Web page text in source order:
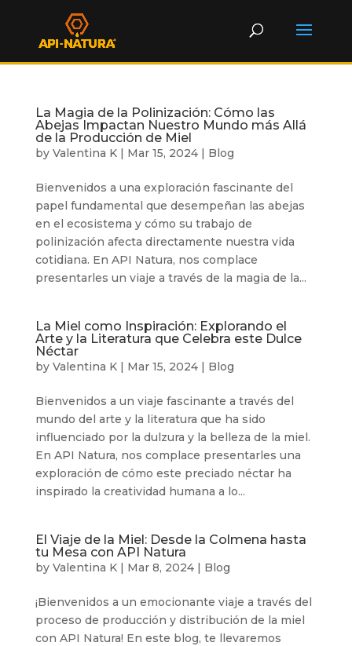
La Magia de la Polinización: Cómo las
Abejas Impactan Nuestro Mundo más Allá
de la Producción de Miel
by Valentina K| Mar 15, 2024| Blog
Bienvenidos a una exploración fascinante del
papel fundamental que desempeñan las abejas
en el ecosistema y cómo su trabajo de
polinización afecta directamente nuestra vida
cotidiana. En API Natura, nos complace
presentarles un viaje a través de la magia de la...
La Miel como Inspiración: Explorando el
Arte y la Literatura que Celebra este Dulce
Néctar
by Valentina K| Mar 15, 2024| Blog
Bienvenidos a un viaje fascinante a través del
mundo del arte y la literatura que ha sido
influenciado por la dulzura y la belleza de la miel.
En API Natura, nos complace presentarles una
exploración de cómo este preciado néctar ha
inspirado la creatividad humana a lo...
El Viaje de la Miel: Desde la Colmena hasta
tu Mesa con API Natura
by Valentina K| Mar 8, 2024| Blog
¡Bienvenidos a un emocionante viaje a través del
proceso de producción y distribución de la miel
con API Natura! En este blog, te llevaremos